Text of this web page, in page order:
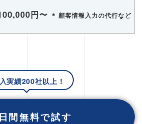
円〜 ＊ 顧客情報入力の代行など
間無料で試す
実績200社以上！